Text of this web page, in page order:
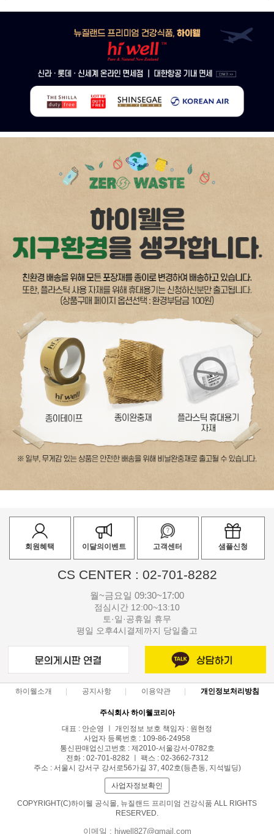
회원혜택 이달의이벤트 고객센터 샘플신청
CS CENTER : 02-701-8282
월~금요일 09:30~17:00
점심시간 12:00~13:10
토·일·공휴일 휴무
평일 오후4시결제까지 당일출고
하이웰소개 공지사항 이용약관 개인정보처리방침
주식회사 하이웰코리아
대표 : 안순영 ㅣ 개인정보 보호 책임자 : 원현정
사업자 등록번호 : 109-86-24958
통신판매업신고번호 : 제2010-서울강서-0782호
전화 : 02-701-8282 ㅣ 팩스 : 02-3662-7312
주소 : 서울시 강서구 강서로56가길 37, 402호(등촌동, 지석빌딩)
사업자정보확인
COPYRIGHT(C)하이웰 공식몰, 뉴질랜드 프리미엄 건강식품 ALL RIGHTS
RESERVED.
이메일 : hiwell827@gmail.com